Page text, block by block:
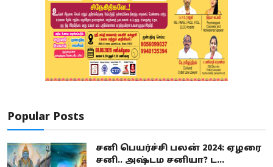
Popular Posts
சனி பெயர்ச்சி பலன் 2024: ஏழரை
சனி.. அஷ்டம சனியா? ட...